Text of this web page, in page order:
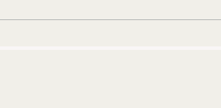
Soares para abrir segunda